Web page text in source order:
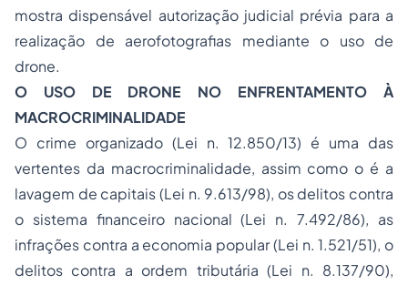
mostra dispensável autorização judicial prévia para a
realização de aerofotografias mediante o uso de
drone.
O USO DE DRONE NO ENFRENTAMENTO À
MACROCRIMINALIDADE
O crime organizado (Lei n. 12.850/13) é uma das
vertentes da macrocriminalidade, assim como o é a
lavagem de capitais (Lei n. 9.613/98), os delitos contra
o sistema financeiro nacional (Lei n. 7.492/86), as
infrações contra a economia popular (Lei n. 1.521/51), o
delitos contra a ordem tributária (Lei n. 8.137/90),